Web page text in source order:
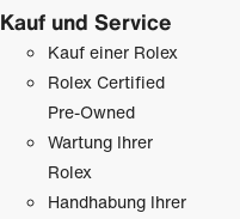
Kauf und Service
Kauf einer Rolex
Rolex Certified
Pre-Owned
Wartung Ihrer
Rolex
Handhabung Ihrer